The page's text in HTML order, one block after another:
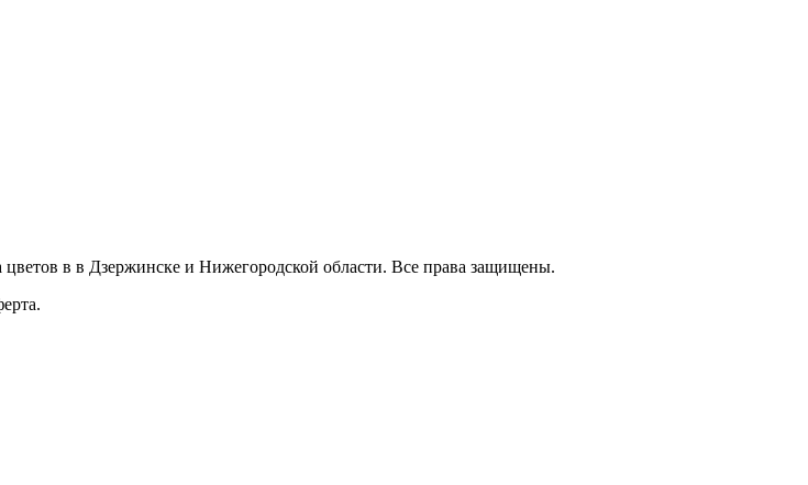
цветов в в Дзержинске и Нижегородской области. Все права защищены.